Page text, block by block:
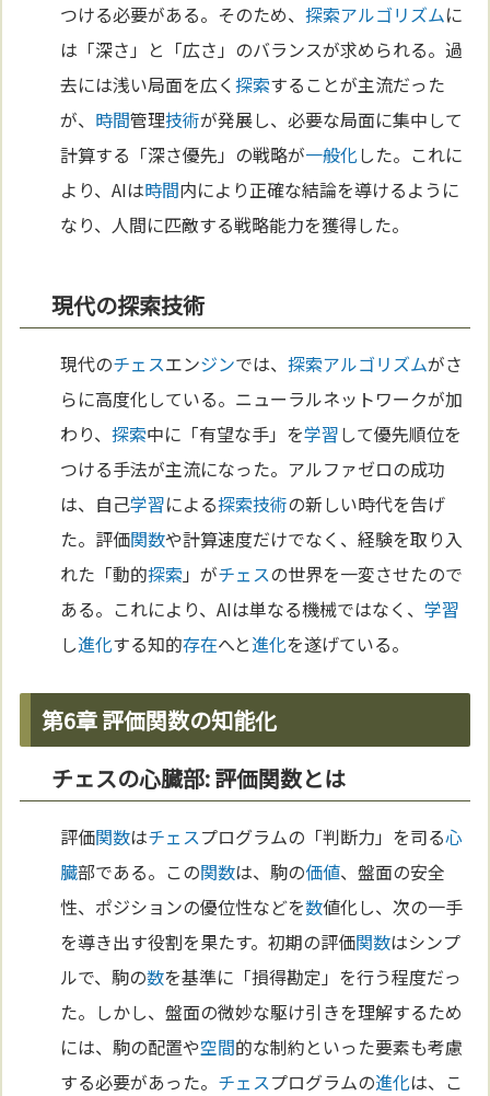
つける必要がある。そのため、探索アルゴリズムに
は「深さ」と「広さ」のバランスが求められる。過
去には浅い局面を広く探索することが主流だった
が、 時間管理技術が発展し、必要な局面に集中して
計算する「深さ優先」の戦略が一般化した。これに
より、AIは時間内により正確な結論を導けるように
なり、人間に匹敵する戦略能力を獲得した。
現代の探索技術
現代のチェスエンジンでは、探索アルゴリズムがさ
らに高度化している。ニューラルネットワークが加
わり、探索中に「有望な手」を学習して優先順位を
つける手法が主流になった。アルファゼロの成功
は、自己学習による探索技術の新しい時代を告げ
た。評価関数や計算速度だけでなく、経験を取り入
れた「動的探索 」がチェスの世界を一変させたので
ある。これにより、AIは単なる機械ではなく、学習
し進化する知的存在へと進化を遂げている。
第6章 評価関数の知能化
チェスの心臓部: 評価関数とは
評価関数はチェスプログラムの「判断力」を司る心
臓部である。この関数は、駒の価値、盤面の安全
性、ポジションの優位性などを数値化し、次の一手
を導き出す役割を果たす。初期の評価関数はシンプ
ルで、駒の数を基準に「損得勘定」を行う程度だっ
た。しかし、盤面の微妙な駆け引きを理解するため
には、駒の配置や空間的な制約といった要素も考慮
する必要があった。 チェスプログラムの進化は、こ